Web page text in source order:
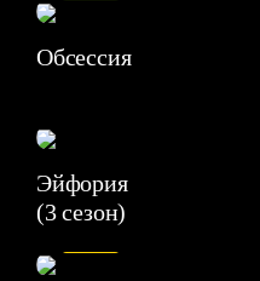
Обсессия
Эйфория
(3 сезон)